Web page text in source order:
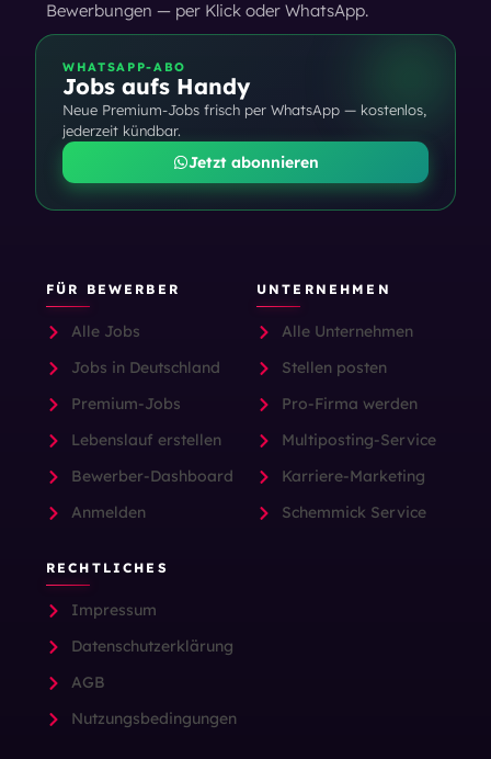
Bewerbungen — per Klick oder WhatsApp.
WHATSAPP-ABO
Jobs aufs Handy
Neue Premium-Jobs frisch per WhatsApp — kostenlos,
jederzeit kündbar.
Jetzt abonnieren
FÜR BEWERBER
Alle Jobs
Jobs in Deutschland
Premium-Jobs
Lebenslauf erstellen
Bewerber-Dashboard
Anmelden
UNTERNEHMEN
Alle Unternehmen
Stellen posten
Pro-Firma werden
Multiposting-Service
Karriere-Marketing
Schemmick Service
RECHTLICHES
Impressum
Datenschutzerklärung
AGB
Nutzungsbedingungen